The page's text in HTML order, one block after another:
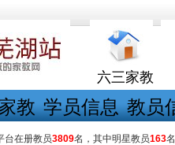
六三家教
教 学员信息 教员
台在册教员3809名，其中明星教员163